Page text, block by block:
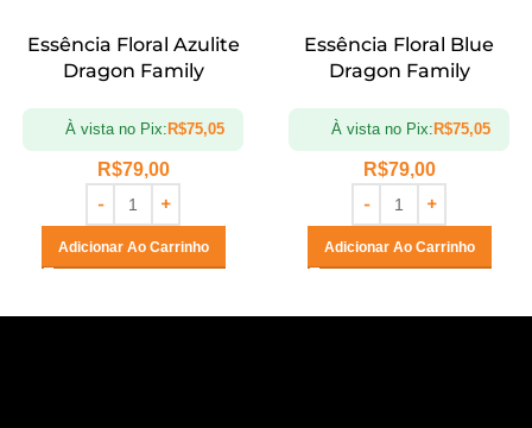
Essência Floral Azulite
Dragon Family
À vista no Pix: R$75,05
R$79,00
Adicionar Ao Carrinho
Essência Floral Blue
Dragon Family
À vista no Pix: R$75,05
R$79,00
Adicionar Ao Carrinho